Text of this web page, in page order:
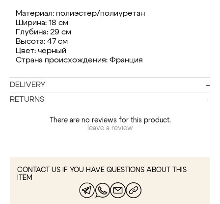
Материал: полиэстер/полиуретан
Ширина: 18 см
Глубина: 29 см
Высота: 47 см
Цвет: черный
Страна происхождения: Франция
DELIVERY
RETURNS
There are no reviews for this product.
leave a review
CONTACT US IF YOU HAVE QUESTIONS ABOUT THIS
ITEM